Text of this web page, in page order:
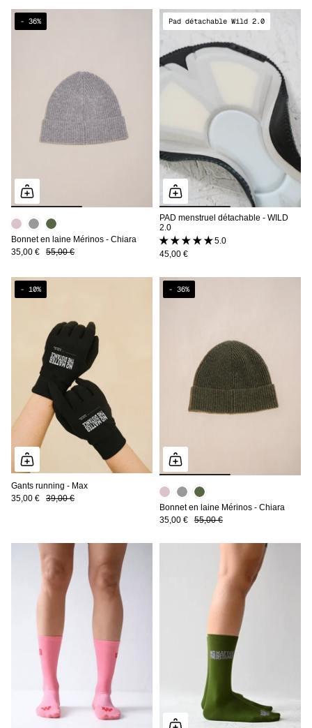
- 36%
Bonnet en laine Mérinos - Chiara
35,00 €
55,00 €
Pad détachable Wild 2.0
PAD menstruel détachable - WILD
2.0
5.0 (1 avis)
45,00 €
- 10%
Gants running - Max
35,00 €
39,00 €
- 36%
Bonnet en laine Mérinos - Chiara
35,00 €
55,00 €